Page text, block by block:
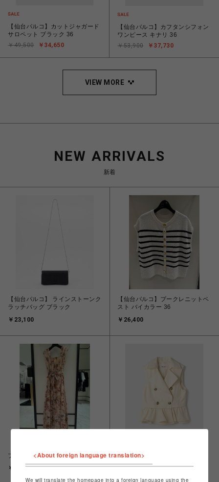
【仙台パルコ】カットジャガード
サロペット ブラック 36
￥34,650
￥49,500
【仙台パルコ】カフタンシフォン
ワンピース キナリ 36
￥37,730
￥53,900
VIEW MORE
NEW ARRIVALS
新着
【仙台パルコ】 ラインストーンク
ラッチバッグ ブラック
￥23,100
【仙台パルコ】ブークレニットベ
スト バイカラー 36
￥26,400
プリントワンピース ベージュ 36
￥49,500
【仙台パルコ】ペプラムトレンチ
ベスト キナリ 38
￥27,720
￥39,600
<About foreign language translation>
We will translate the homepage into a foreign language using the